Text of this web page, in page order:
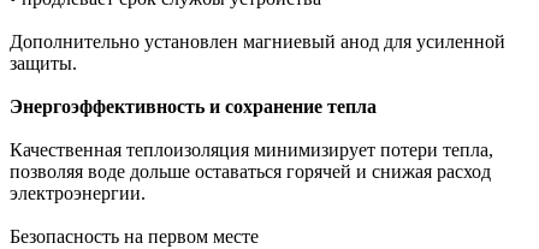
Дополнительно установлен магниевый анод для усиленной
защиты.
Энергоэффективность и сохранение тепла
Качественная теплоизоляция минимизирует потери тепла,
позволяя воде дольше оставаться горячей и снижая расход
электроэнергии.
Безопасность на первом месте